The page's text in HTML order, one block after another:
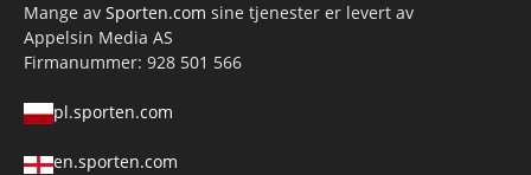
Mange av Sporten.com sine tjenester er levert av
Appelsin Media AS
Firmanummer: 928 501 566
pl.sporten.com
en.sporten.com